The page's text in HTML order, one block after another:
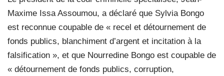
Maxime Issa Assoumou, a déclaré que Sylvia Bongo
est reconnue coupable de « recel et détournement de
fonds publics, blanchiment d’argent et incitation à la
falsification », et que Nourredine Bongo est coupable de
« détournement de fonds publics, corruption,